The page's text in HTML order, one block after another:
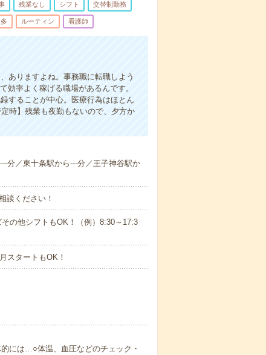
残業なし シフト 交替制勤務
ルーティン 看護師
ありますよね。事務職に転職しよう
効率よく稼げる職場があるんです。
することが中心。医療行為はほとん
時】残業も夜勤もないので、夕方か
分／東十条駅から---分／王子神谷駅か
談ください！
の他シフトもOK！（例）8:30～17:3
タートもOK！
には…○体温、血圧などのチェック・